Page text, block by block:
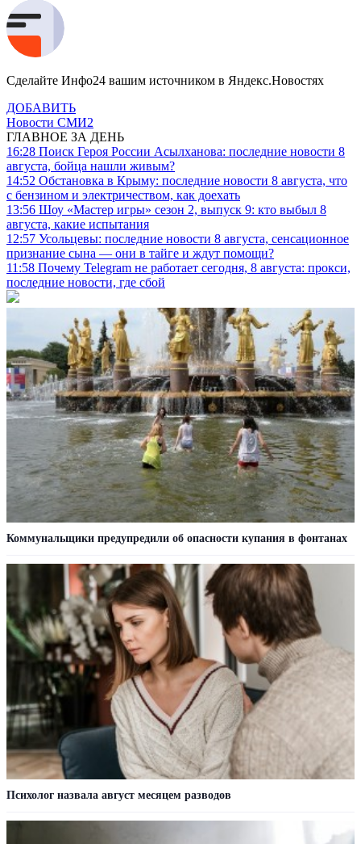
Сделайте Инфо24 вашим источником в Яндекс.Новостях
ДОБАВИТЬ
Новости СМИ2
ГЛАВНОЕ ЗА ДЕНЬ
16:28 Поиск Героя России Асылханова: последние новости 8
августа, бойца нашли живым?
14:52 Обстановка в Крыму: последние новости 8 августа, что
с бензином и электричеством, как доехать
13:56 Шоу «Мастер игры» сезон 2, выпуск 9: кто выбыл 8
августа, какие испытания
12:57 Усольцевы: последние новости 8 августа, сенсационное
признание сына — они в тайге и ждут помощи?
11:58 Почему Telegram не работает сегодня, 8 августа: прокси,
последние новости, где сбой
Коммунальщики предупредили об опасности купания в фонтанах
Психолог назвала август месяцем разводов